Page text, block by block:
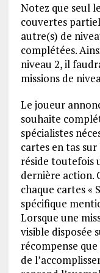
Notez que seul
couvertes
autre(s) de
complétées.
niveau 2, il
missions de
Le joueur
souhaite
spécialistes
cartes en tas
réside toutefois
dernière action.
chaque cartes «
spécifique
Lorsque une
visible disposée
récompense
de